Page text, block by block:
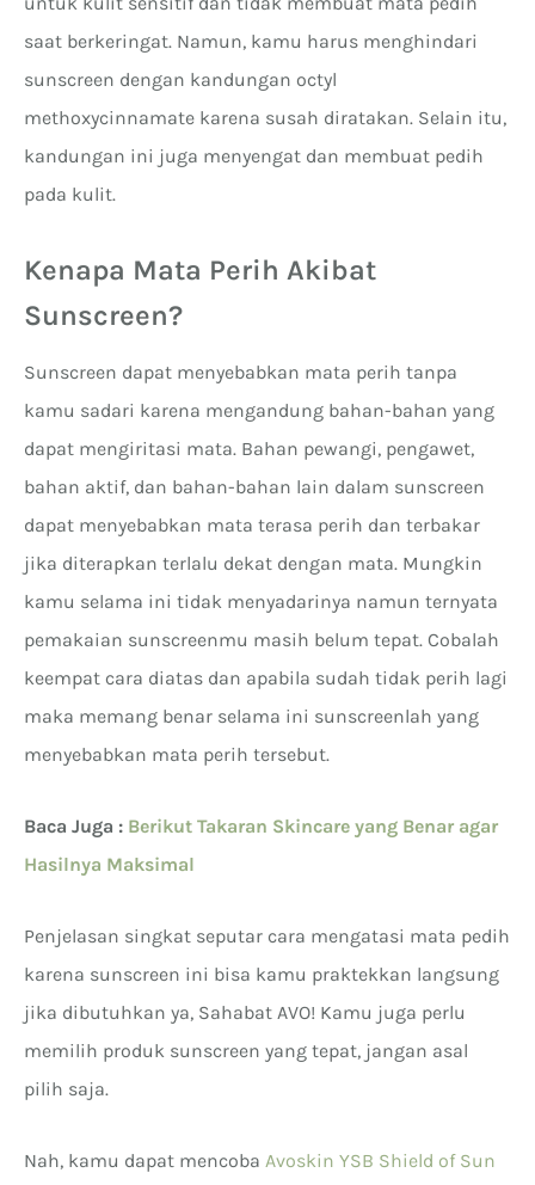
saat berkeringat. Namun, kamu harus menghindari
sunscreen dengan kandungan octyl
methoxycinnamate karena susah diratakan. Selain itu,
kandungan ini juga menyengat dan membuat pedih
pada kulit.
Kenapa Mata Perih Akibat
Sunscreen?
Sunscreen dapat menyebabkan mata perih tanpa
kamu sadari karena mengandung bahan-bahan yang
dapat mengiritasi mata. Bahan pewangi, pengawet,
bahan aktif, dan bahan-bahan lain dalam sunscreen
dapat menyebabkan mata terasa perih dan terbakar
jika diterapkan terlalu dekat dengan mata. Mungkin
kamu selama ini tidak menyadarinya namun ternyata
pemakaian sunscreenmu masih belum tepat. Cobalah
keempat cara diatas dan apabila sudah tidak perih lagi
maka memang benar selama ini sunscreenlah yang
menyebabkan mata perih tersebut.
Baca Juga : Berikut Takaran Skincare yang Benar agar
Hasilnya Maksimal
Penjelasan singkat seputar cara mengatasi mata pedih
karena sunscreen ini bisa kamu praktekkan langsung
jika dibutuhkan ya, Sahabat AVO! Kamu juga perlu
memilih produk sunscreen yang tepat, jangan asal
pilih saja.
Nah, kamu dapat mencoba Avoskin YSB Shield of Sun